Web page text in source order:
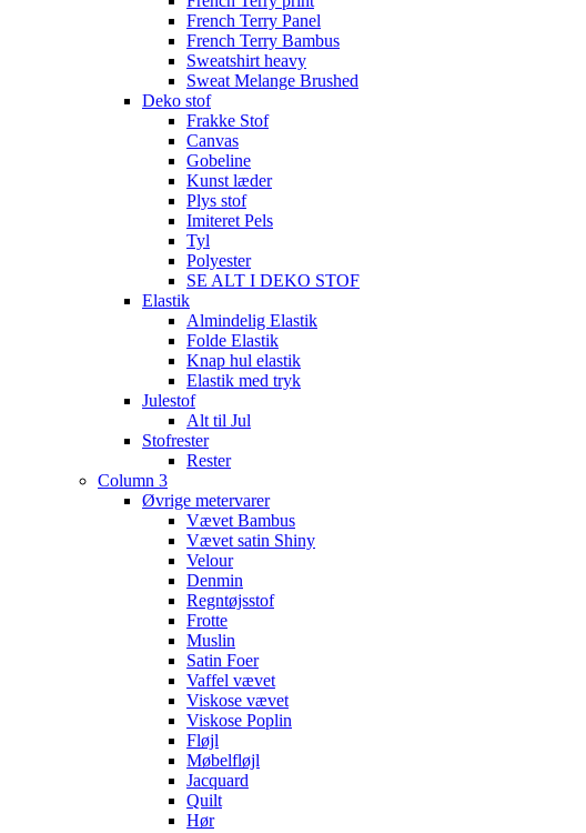
French Terry Panel
French Terry Bambus
Sweatshirt heavy
Sweat Melange Brushed
Deko stof
Frakke Stof
Canvas
Gobeline
Kunst læder
Plys stof
Imiteret Pels
Tyl
Polyester
SE ALT I DEKO STOF
Elastik
Almindelig Elastik
Folde Elastik
Knap hul elastik
Elastik med tryk
Julestof
Alt til Jul
Stofrester
Rester
Column 3
Øvrige metervarer
Vævet Bambus
Vævet satin Shiny
Velour
Denmin
Regntøjsstof
Frotte
Muslin
Satin Foer
Vaffel vævet
Viskose vævet
Viskose Poplin
Fløjl
Møbelfløjl
Jacquard
Quilt
Hør